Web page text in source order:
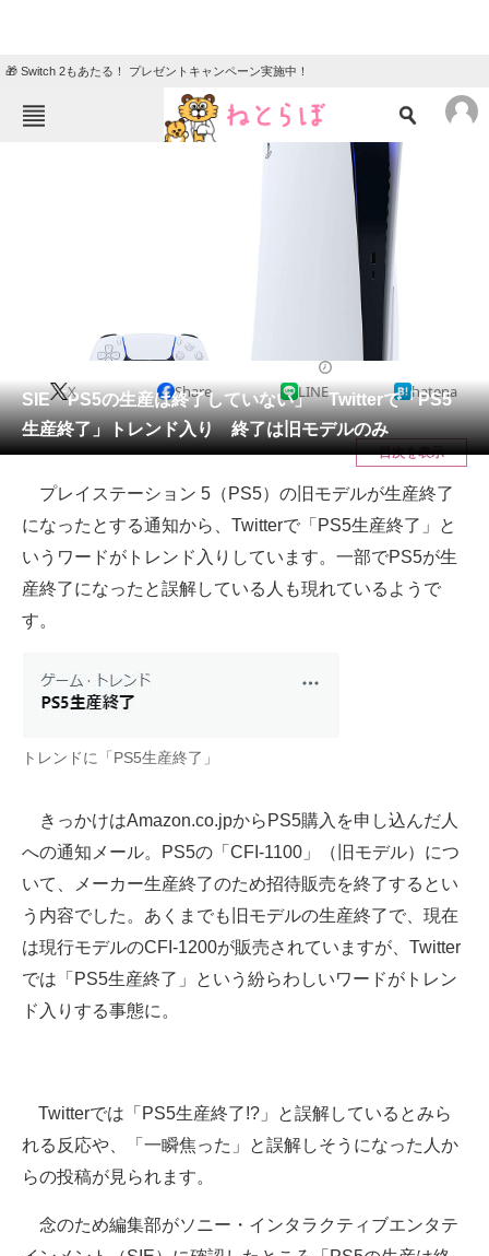
🎁 Switch 2もあたる！ プレゼントキャンペーン実施中！
会員記事
メディア
注目記事を集めた総合ページ
ITの今と未来を見通す
スマホと通信の最新トレンド
好きが集まる 比べて選べる
企業ITのトレンドを詳説
経営リーダーのコミュニティ
マーケ×ITの今がよく分かる
ITエンジニア向け専門サイト
企業向けIT製品の総合サイト
モノづくり技術者専門サイト
SIE「PS5の生産は終了していない」 Twitterで「PS5
生産終了」トレンド入り 終了は旧モデルのみ
X Share LINE hatena
目次を表示
プレイステーション 5（PS5）の旧モデルが生産終了
になったとする通知から、Twitterで「PS5生産終了」と
いうワードがトレンド入りしています。一部でPS5が生
産終了になったと誤解している人も現れているようで
す。
トレンドに「PS5生産終了」
きっかけはAmazon.co.jpからPS5購入を申し込んだ人
への通知メール。PS5の「CFI-1100」（旧モデル）につ
いて、メーカー生産終了のため招待販売を終了するとい
う内容でした。あくまでも旧モデルの生産終了で、現在
は現行モデルのCFI-1200が販売されていますが、Twitter
では「PS5生産終了」という紛らわしいワードがトレン
ド入りする事態に。
Twitterでは「PS5生産終了!?」と誤解しているとみら
れる反応や、「一瞬焦った」と誤解しそうになった人か
らの投稿が見られます。
念のため編集部がソニー・インタラクティブエンタテ